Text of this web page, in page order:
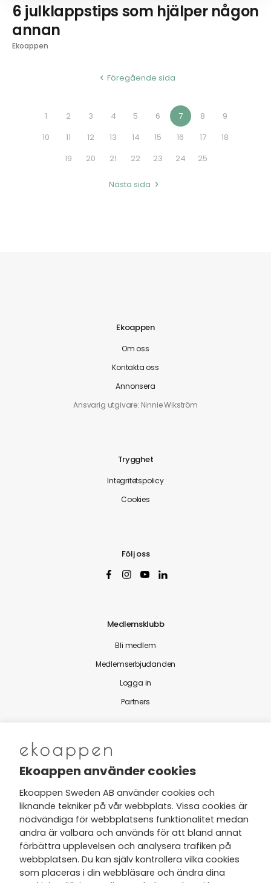
6 julklappstips som hjälper någon
annan
Ekoappen
Föregående sida
1 2 3 4 5 6 7 8
9
10
11 12 13 14 15 16 17
18
19
20 21 22 23 24 25
Nästa sida
Ekoappen
Om oss
Kontakta oss
Annonsera
Ansvarig utgivare: Ninnie Wikström
Trygghet
Integritetspolicy
Cookies
Följ oss
Medlemsklubb
Bli medlem
Medlemserbjudanden
Logga in
Partners
Nytt från Ekoappen
Jag har tagit del av Ekoappens
personuppgifts- och
integritetspolicyoch tar gärna del
av nyheter, hälsotips och exklusiva
erbjudanden via min e-post.
Ekoappen använder cookies
Ekoappen Sweden AB använder cookies och
liknande tekniker på vår webbplats. Vissa cookies är
nödvändiga för webbplatsens funktionalitet medan
andra är valbara och används för att bland annat
förbättra upplevelsen och analysera trafiken på
webbplatsen. Du kan själv kontrollera vilka cookies
som placeras i din webbläsare och ändra dina